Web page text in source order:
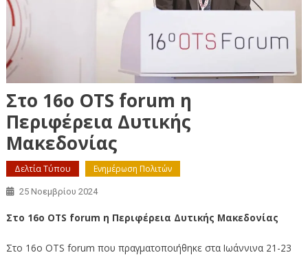
Στο 16ο OTS forum η
Περιφέρεια Δυτικής
Μακεδονίας
Δελτία Τύπου Ενημέρωση Πολιτών
25 Νοεμβρίου 2024
Στο 16ο OTS forum η Περιφέρεια Δυτικής Μακεδονίας
Στο 16ο OTS forum που πραγματοποιήθηκε στα Ιωάννινα 21-23